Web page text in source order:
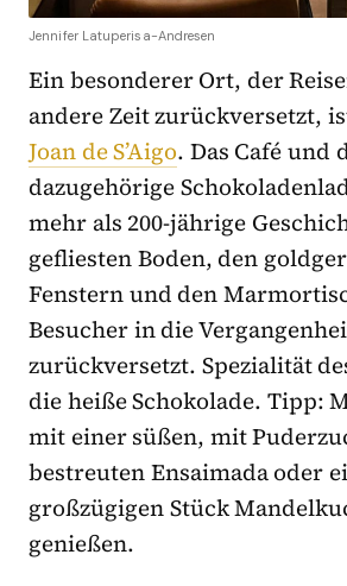
Jennifer Latuperisa-Andresen
Ein besonderer Ort, der
andere Zeit zurückversetzt,
Joan de S’Aigo. Das Café und
dazugehörige
mehr als 200-jährige
gefliesten Boden, den
Fenstern und den
Besucher in die
zurückversetzt. Spezialität
die heiße Schokolade. Tipp:
mit einer süßen, mit
bestreuten Ensaimada oder
großzügigen Stück
genießen.